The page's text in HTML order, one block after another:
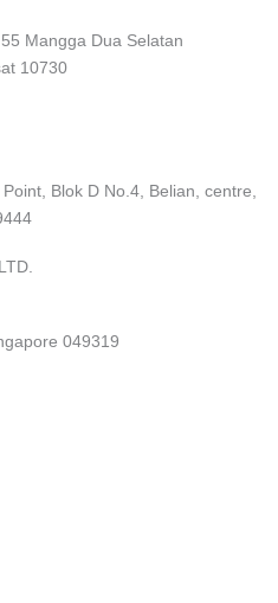
Mangga Dua Selatan
10730
Blok D No.4, Belian, centre,
049319